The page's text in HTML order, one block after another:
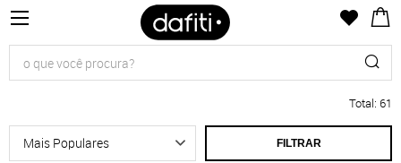
Total: 61
FILTRAR